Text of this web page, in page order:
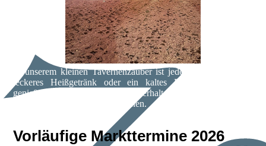
In unserem kleinen Tavernenzauber ist jeder willkommen ein
leckeres Heißgetränk oder ein kaltes Bier vom Fass zu
genießen. Unsere Spezialitäten erhaltet ihr hier auch zum
Verschenken in hübschen Flaschen.
Vorläufige Markttermine 2026